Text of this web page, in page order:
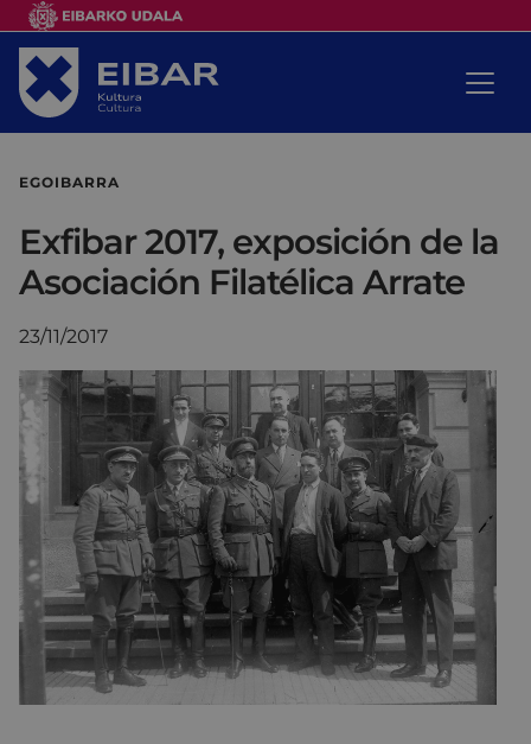
EGOIBARRA
Exfibar 2017, exposición de la
Asociación Filatélica Arrate
23/11/2017